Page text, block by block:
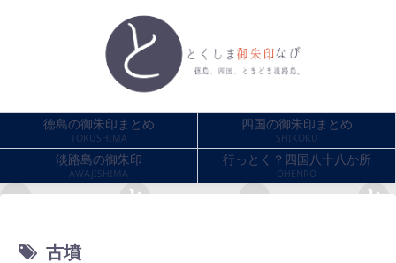
徳島の御朱印まとめ
TOKUSHIMA
四国の御朱印まとめ
SHIKOKU
淡路島の御朱印
AWAJISHIMA
行っとく？四国八十八か所
OHENRO
古墳